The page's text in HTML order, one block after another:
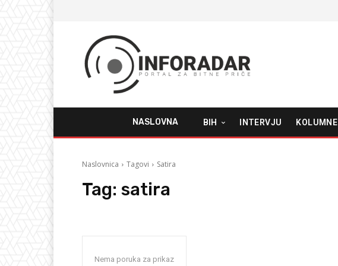
NASLOVNA BIH INTERVJU KOLUMNE
Naslovnica Tagovi Satira
Tag: satira
Nema poruka za prikaz